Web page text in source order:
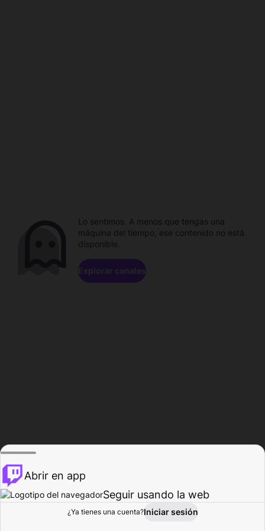
Explorar Actividad
Lo sentimos. A menos que tengas una
máquina del tiempo, ese contenido no está
disponible.
Explorar canales
Abrir en app
Seguir usando la web
¿Ya tienes una cuenta?Iniciar sesión